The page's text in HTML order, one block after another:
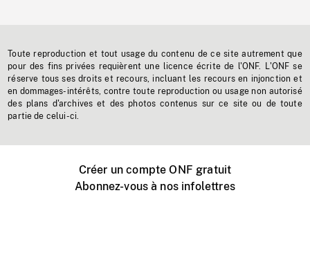
Toute reproduction et tout usage du contenu de ce site autrement que
pour des fins privées requièrent une licence écrite de l'ONF. L'ONF se
réserve tous ses droits et recours, incluant les recours en injonction et
en dommages-intérêts, contre toute reproduction ou usage non autorisé
des plans d'archives et des photos contenus sur ce site ou de toute
partie de celui-ci.
Créer un compte ONF gratuit
Abonnez-vous à nos infolettres